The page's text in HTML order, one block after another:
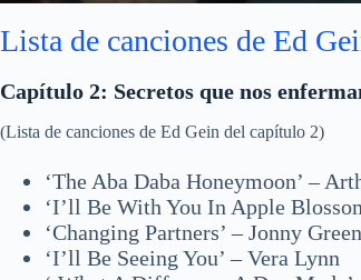
Lista de canciones de Ed
Capítulo 2: Secretos que nos
(Lista de canciones de Ed Gein del capítulo 2)
‘The Aba Daba Honeymoon’ –
‘I’ll Be With You In Apple
‘Changing Partners’ – Jonny
‘I’ll Be Seeing You’ – Vera Lynn